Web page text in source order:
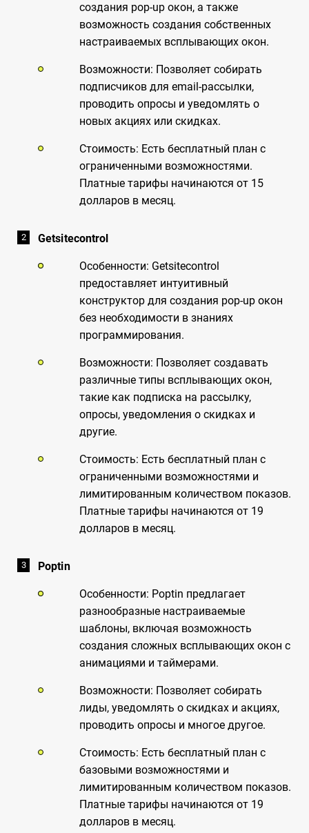
создания pop-up окон, а также
возможность создания собственных
настраиваемых всплывающих окон.
Возможности: Позволяет собирать
подписчиков для email-рассылки,
проводить опросы и уведомлять о
новых акциях или скидках.
Стоимость: Есть бесплатный план с
ограниченными возможностями.
Платные тарифы начинаются от 15
долларов в месяц.
Getsitecontrol
Особенности: Getsitecontrol
предоставляет интуитивный
конструктор для создания pop-up окон
без необходимости в знаниях
программирования.
Возможности: Позволяет создавать
различные типы всплывающих окон,
такие как подписка на рассылку,
опросы, уведомления о скидках и
другие.
Стоимость: Есть бесплатный план с
ограниченными возможностями и
лимитированным количеством показов.
Платные тарифы начинаются от 19
долларов в месяц.
Poptin
Особенности: Poptin предлагает
разнообразные настраиваемые
шаблоны, включая возможность
создания сложных всплывающих окон с
анимациями и таймерами.
Возможности: Позволяет собирать
лиды, уведомлять о скидках и акциях,
проводить опросы и многое другое.
Стоимость: Есть бесплатный план с
базовыми возможностями и
лимитированным количеством показов.
Платные тарифы начинаются от 19
долларов в месяц.